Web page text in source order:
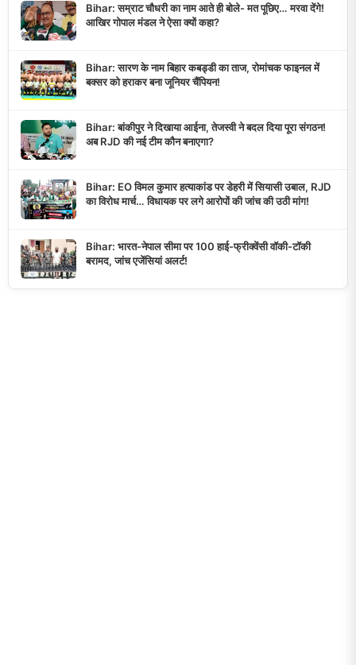
Bihar: सम्राट चौधरी का नाम आते ही बोले- मत पूछिए… मरवा देंगे!
आखिर गोपाल मंडल ने ऐसा क्यों कहा?
Bihar: सारण के नाम बिहार कबड्डी का ताज, रोमांचक फाइनल में
बक्सर को हराकर बना जूनियर चैंपियन!
Bihar: बांकीपुर ने दिखाया आईना, तेजस्वी ने बदल दिया पूरा संगठन!
अब RJD की नई टीम कौन बनाएगा?
Bihar: EO विमल कुमार हत्याकांड पर डेहरी में सियासी उबाल, RJD
का विरोध मार्च… विधायक पर लगे आरोपों की जांच की उठी मांग!
Bihar: भारत-नेपाल सीमा पर 100 हाई-फ्रीक्वेंसी वॉकी-टॉकी
बरामद, जांच एजेंसियां अलर्ट!